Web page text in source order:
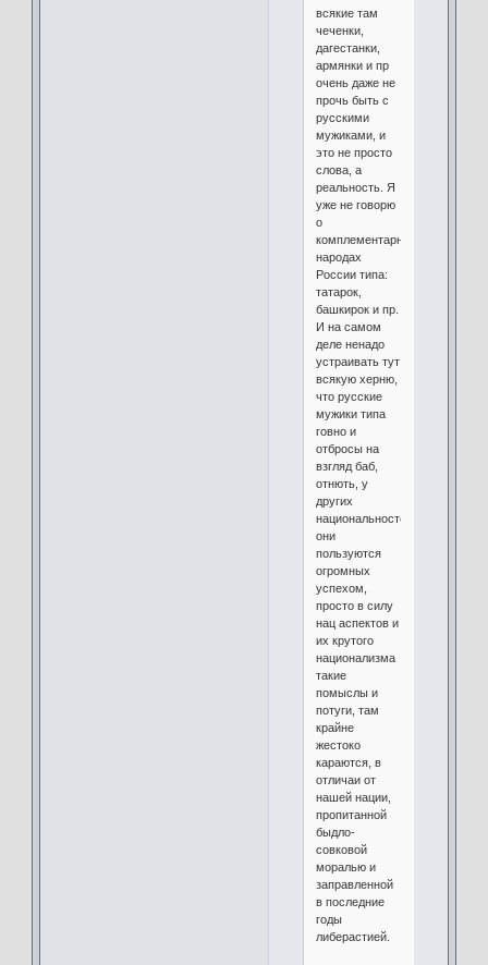
всякие там
чеченки,
дагестанки,
армянки и пр
очень даже не
прочь быть с
русскими
мужиками, и
это не просто
слова, а
реальность. Я
уже не говорю
о
комплементарных
народах
России типа:
татарок,
башкирок и пр.
И на самом
деле ненадо
устраивать тут
всякую херню,
что русские
мужики типа
говно и
отбросы на
взгляд баб,
отнють, у
других
национальностей
они
пользуются
огромных
успехом,
просто в силу
нац аспектов и
их крутого
национализма
такие
помыслы и
потуги, там
крайне
жестоко
караются, в
отличаи от
нашей нации,
пропитанной
быдло-
совковой
моралью и
заправленной
в последние
годы
либерастией.